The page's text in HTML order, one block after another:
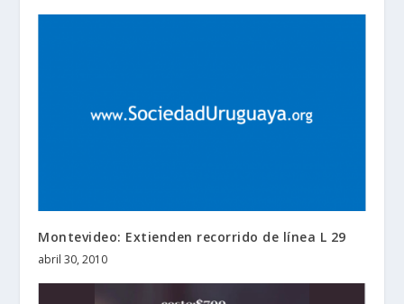
Montevideo: Extienden recorrido de línea L 29
abril 30, 2010